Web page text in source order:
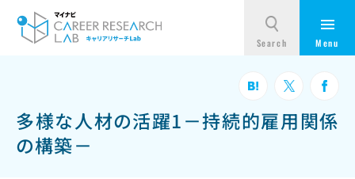
多様な人材の活躍1－持続的雇用関係
の構築－